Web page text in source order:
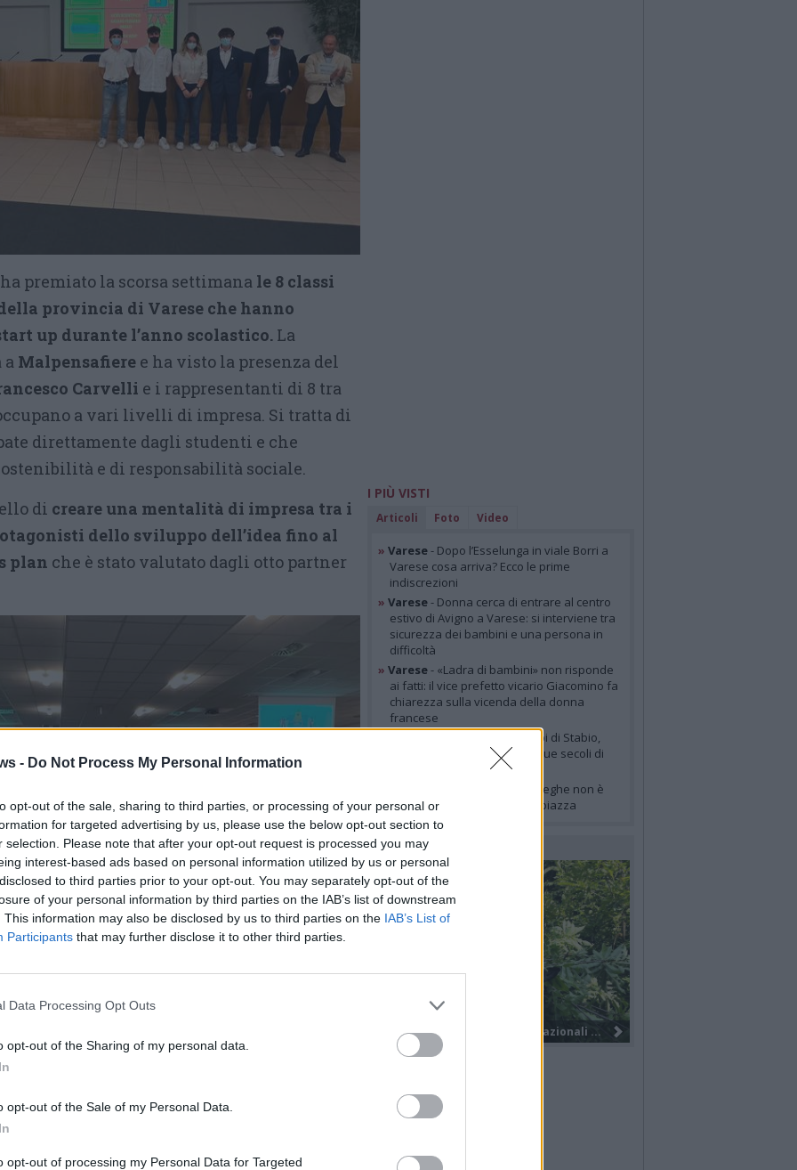
- Do Not Process My Personal Information
opt-out of the sale, sharing to third parties, or processing of your personal or
for targeted advertising by us, please use the below opt-out section to
selection. Please note that after your opt-out request is processed you may
interest-based ads based on personal information utilized by us or personal
to third parties prior to your opt-out. You may separately opt-out of the
of your personal information by third parties on the IAB’s list of downstream
This information may also be disclosed by us to third parties on the IAB’s List of
Participants that may further disclose it to other third parties.
Data Processing Opt Outs
opt-out of the Sharing of my personal data.
opt-out of the Sale of my Personal Data.
opt-out of processing my Personal Data for Targeted
ha premiato la scorsa settimana le 8 classi
provincia di Varese che hanno
up durante l’anno scolastico. La
a Malpensafiere e ha visto la presenza del
Carvelli e i rappresentanti di 8 tra
a vari livelli di impresa. Si tratta di
direttamente dagli studenti e che
e di responsabilità sociale.
di creare una mentalità di impresa tra i
dello sviluppo dell’idea fino al
plan che è stato valutato dagli otto partner
per la start up
I PIÙ VISTI
Articoli Foto Video
» Varese- Dopo l’Esselunga in viale Borri a
Varese cosa arriva? Ecco le prime
indiscrezioni
» Varese- Donna cerca di entrare al centro
estivo di Avigno a Varese: si interviene tra
sicurezza dei bambini e una persona in
difficoltà
» Varese- «Ladra di bambini» non risponde
ai fatti: il vice prefetto vicario Giacomino fa
chiarezza sulla vicenda della donna
francese
- Il Sentiero dei cippi di Stabio,
dove il confine racconta cinque secoli di
- La caccia alle streghe non è
mai finita, ha solo cambiato piazza
GALLERIE FOTOGRAFICHE
Nuova società, nuovo brand e tanti...